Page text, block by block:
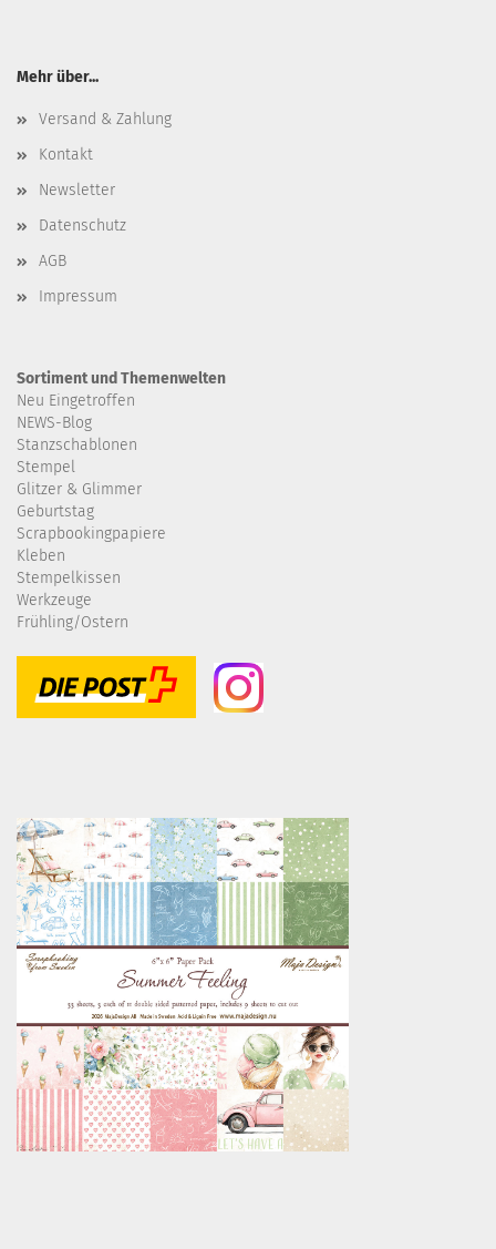
Mehr über...
Versand & Zahlung
Kontakt
Newsletter
Datenschutz
AGB
Impressum
Sortiment und Themenwelten
Neu Eingetroffen
NEWS-Blog
Stanzschablonen
Stempel
Glitzer & Glimmer
Geburtstag
Scrapbookingpapiere
Kleben
Stempelkissen
Werkzeuge
Frühling/Ostern